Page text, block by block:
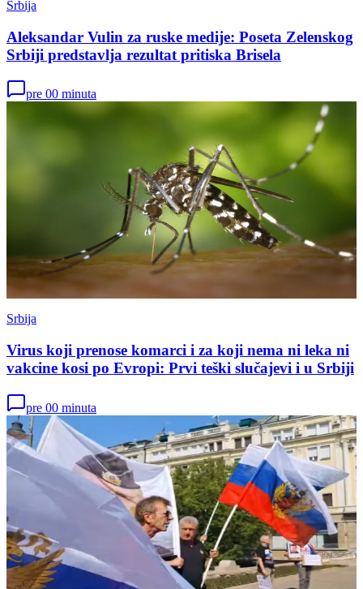
Srbija
Aleksandar Vulin za ruske medije: Poseta Zelenskog
Srbiji predstavlja rezultat pritiska Brisela
pre 00 minuta
Srbija
Virus koji prenose komarci i za koji nema ni leka ni
vakcine kosi po Evropi: Prvi teški slučajevi i u Srbiji
pre 00 minuta